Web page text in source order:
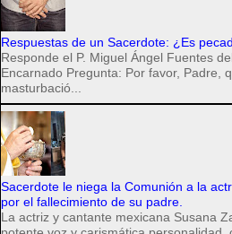
Respuestas de un Sacerdote: ¿Es
Responde el P. Miguel Ángel Fuentes
Encarnado Pregunta: Por favor, Padre,
masturbació...
Sacerdote le niega la Comunión a la
por el fallecimiento de su padre.
La actriz y cantante mexicana Susana